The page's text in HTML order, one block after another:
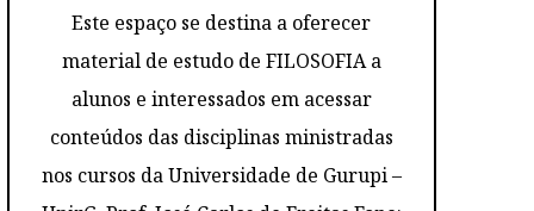
Este espaço se destina a oferecer
material de estudo de FILOSOFIA a
alunos e interessados em acessar
conteúdos das disciplinas ministradas
nos cursos da Universidade de Gurupi –